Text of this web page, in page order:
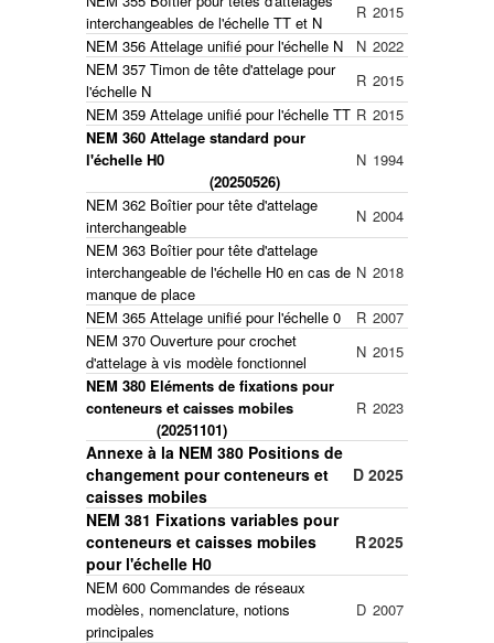
interchangeables de l'échelle TT et N
R 2015
NEM 356 Attelage unifié pour l'échelle N
N 2022
NEM 357 Timon de tête d'attelage pour
l'échelle N
R 2015
NEM 359 Attelage unifié pour l'échelle TT R 2015
NEM 360 Attelage standard pour
l'échelle H0
(20250526)
N 1994
NEM 362 Boîtier pour tête d'attelage
interchangeable
N 2004
NEM 363 Boîtier pour tête d'attelage
interchangeable de l'échelle H0 en cas de
manque de place
N 2018
NEM 365 Attelage unifié pour l'échelle 0 R 2007
NEM 370 Ouverture pour crochet
d'attelage à vis modèle fonctionnel
N 2015
NEM 380 Eléments de fixations pour
conteneurs et caisses mobiles
(20251101)
R 2023
Annexe à la NEM 380 Positions de
changement pour conteneurs et
caisses mobiles
D 2025
NEM 381 Fixations variables pour
conteneurs et caisses mobiles
pour l'échelle H0
R2025
NEM 600 Commandes de réseaux
modèles, nomenclature, notions
principales
D 2007